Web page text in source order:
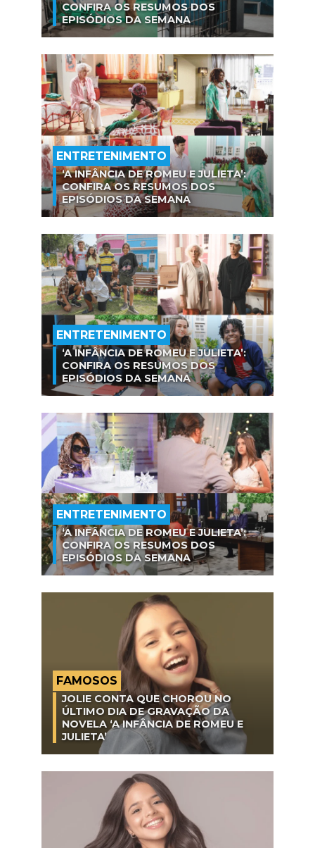
CONFIRA OS RESUMOS DOS
EPISÓDIOS DA SEMANA
ENTRETENIMENTO
‘A INFÂNCIA DE ROMEU E JULIETA’:
CONFIRA OS RESUMOS DOS
EPISÓDIOS DA SEMANA
ENTRETENIMENTO
‘A INFÂNCIA DE ROMEU E JULIETA’:
CONFIRA OS RESUMOS DOS
EPISÓDIOS DA SEMANA
ENTRETENIMENTO
‘A INFÂNCIA DE ROMEU E JULIETA’:
CONFIRA OS RESUMOS DOS
EPISÓDIOS DA SEMANA
FAMOSOS
JOLIE CONTA QUE CHOROU NO
ÚLTIMO DIA DE GRAVAÇÃO DA
NOVELA ‘A INFÂNCIA DE ROMEU E
JULIETA’